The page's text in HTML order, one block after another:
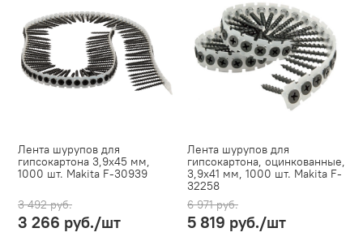
Лента шурупов для
гипсокартона 3,9х45 мм,
1000 шт. Makita F-30939
3 492 руб.
3 266 руб./шт
Лента шурупов для
гипсокартона, оцинкованные,
3,9х41 мм, 1000 шт. Makita F-
32258
6 971 руб.
5 819 руб./шт